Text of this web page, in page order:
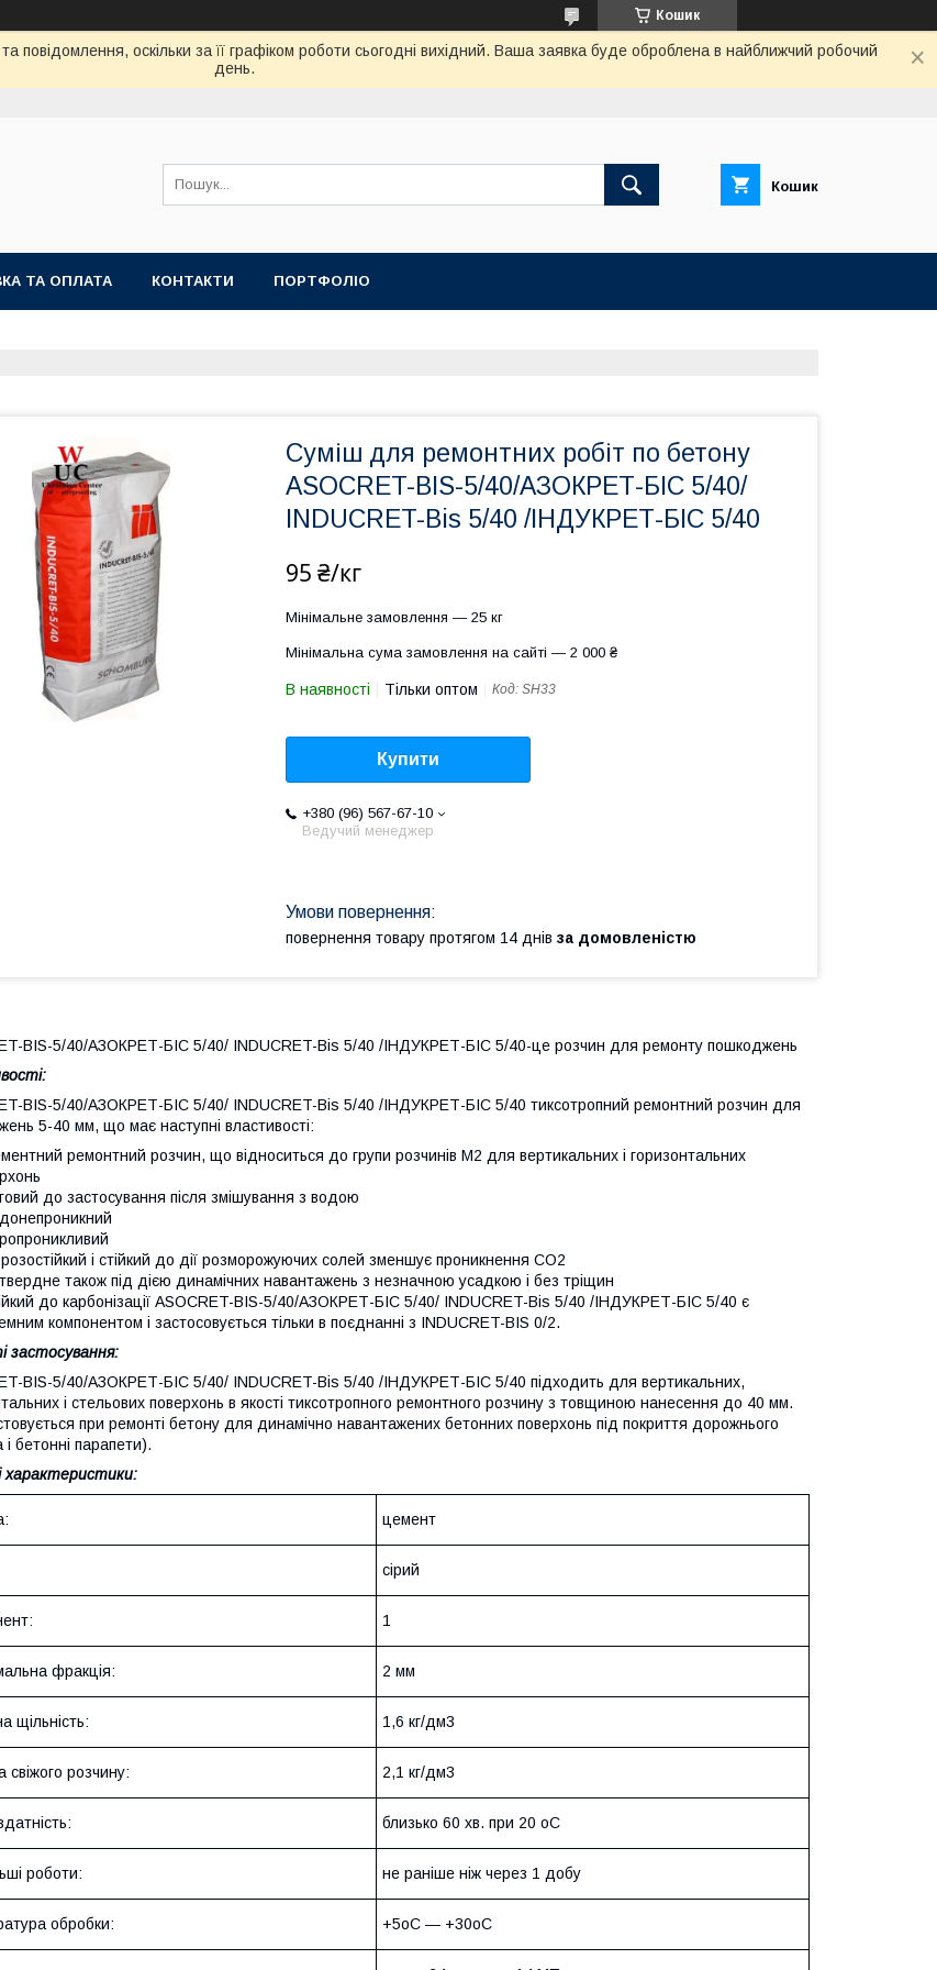
Кошик
оскільки за її графіком роботи сьогодні вихідний. Ваша заявка буде оброблена в найближчий робочий
день.
Кошик
ТА ОПЛАТА КОНТАКТИ ПОРТФОЛІО
Суміш для ремонтних робіт по бетону
ASOCRET-BIS-5/40/АЗОКРЕТ-БІС 5/40/
INDUCRET-Bis 5/40 /ІНДУКРЕТ-БІС 5/40
95 ₴/кг
Мінімальне замовлення — 25 кг
Мінімальна сума замовлення на сайті — 2 000 ₴
В наявності Тільки оптом Код: SH33
Купити
+380 (96) 567-67-10
Ведучий менеджер
повернення товару протягом 14 днів за домовленістю
BIS-5/40/АЗОКРЕТ-БІС 5/40/ INDUCRET-Bis 5/40 /ІНДУКРЕТ-БІС 5/40-це розчин для ремонту пошкоджень
BIS-5/40/АЗОКРЕТ-БІС 5/40/ INDUCRET-Bis 5/40 /ІНДУКРЕТ-БІС 5/40 тиксотропний ремонтний розчин для
5-40 мм, що має наступні властивості:
ремонтний розчин, що відноситься до групи розчинів М2 для вертикальних і горизонтальних
до застосування після змішування з водою
і стійкий до дії розморожуючих солей зменшує проникнення СО2
також під дією динамічних навантажень з незначною усадкою і без тріщин
до карбонізації ASOCRET-BIS-5/40/АЗОКРЕТ-БІС 5/40/ INDUCRET-Bis 5/40 /ІНДУКРЕТ-БІС 5/40 є
компонентом і застосовується тільки в поєднанні з INDUCRET-BIS 0/2.
застосування:
BIS-5/40/АЗОКРЕТ-БІС 5/40/ INDUCRET-Bis 5/40 /ІНДУКРЕТ-БІС 5/40 підходить для вертикальних,
і стельових поверхонь в якості тиксотропного ремонтного розчину з товщиною нанесення до 40 мм.
при ремонті бетону для динамічно навантажених бетонних поверхонь під покриття дорожнього
і бетонні парапети).
характеристики:
цемент
сірий
1
фракція: 2 мм
щільність: 1,6 кг/дм3
свіжого розчину: 2,1 кг/дм3
близько 60 хв. при 20 оС
роботи: не раніше ніж через 1 добу
обробки: +5оС ― +30оС